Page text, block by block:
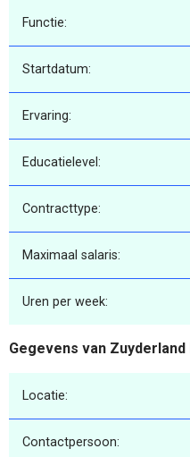
Functie:
Startdatum:
Ervaring:
Educatielevel:
Contracttype:
Maximaal salaris:
Uren per week:
Gegevens van
Locatie:
Contactpersoon: